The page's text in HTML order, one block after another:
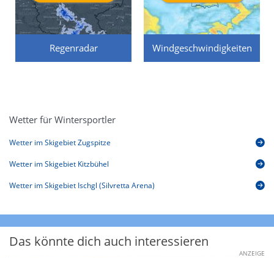
Regenradar Windgeschwindigkeiten
Wetter für Wintersportler
Wetter im Skigebiet Zugspitze
Wetter im Skigebiet Kitzbühel
Wetter im Skigebiet Ischgl (Silvretta Arena)
Das könnte dich auch interessieren
ANZEIGE